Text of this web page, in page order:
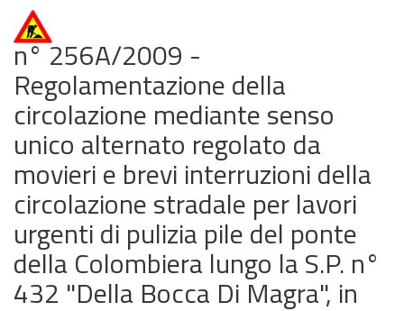
n° 256A/2009 -
Regolamentazione della
circolazione mediante senso
unico alternato regolato da
movieri e brevi interruzioni della
circolazione stradale per lavori
urgenti di pulizia pile del ponte
della Colombiera lungo la S.P. n°
432 "Della Bocca Di Magra", in